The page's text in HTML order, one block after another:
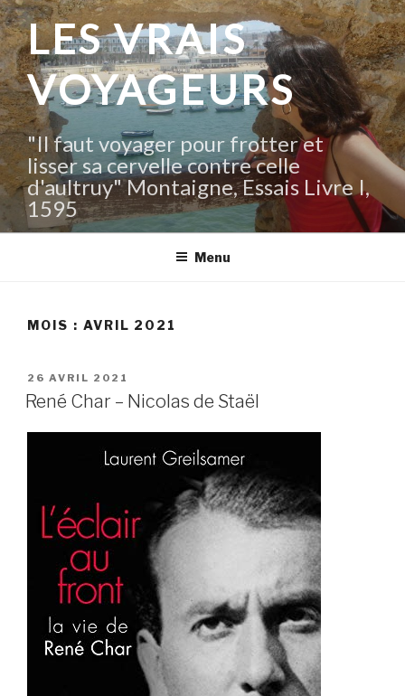
Aller
au
contenu
principal
LES VRAIS
VOYAGEURS
"Il faut voyager pour frotter et
lisser sa cervelle contre celle
d'aultruy" Montaigne, Essais Livre I,
1595
Menu
MOIS : AVRIL 2021
PUBLIÉ
LE
26 AVRIL 2021
René Char – Nicolas de Staël